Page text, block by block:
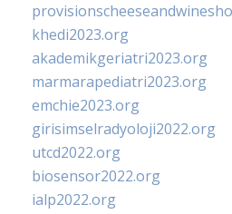
khedi2023.org
akademikgeriatri2023.org
marmarapediatri2023.org
emchie2023.org
girisimselradyoloji2022.org
utcd2022.org
biosensor2022.org
ialp2022.org